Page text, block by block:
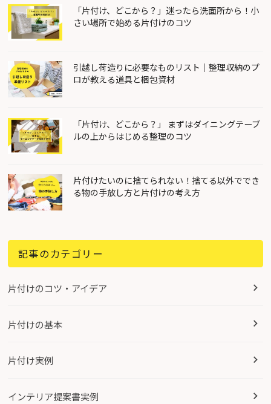
「片付け、どこから？」迷ったら洗面所から！小
さい場所で始める片付けのコツ
引越し荷造りに必要なものリスト｜整理収納のプ
ロが教える道具と梱包資材
「片付け、どこから？」 まずはダイニングテーブ
ルの上からはじめる整理のコツ
片付けたいのに捨てられない！捨てる以外ででき
る物の手放し方と片付けの考え方
記事のカテゴリー
片付けのコツ・アイデア
片付けの基本
片付け実例
インテリア提案書実例